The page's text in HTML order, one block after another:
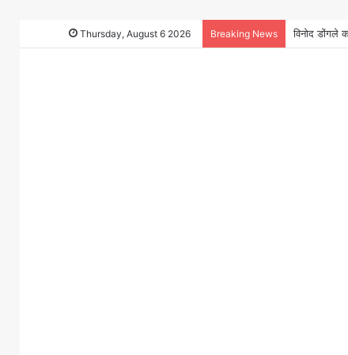
Thursday, August 6 2026 Breaking News